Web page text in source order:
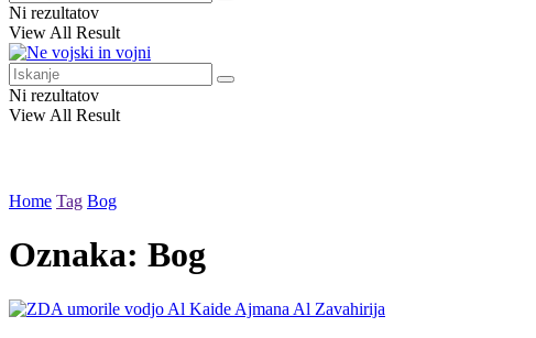
Ni rezultatov
View All Result
Ni rezultatov
View All Result
Home Tag Bog
Oznaka: Bog